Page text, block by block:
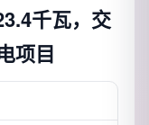
千瓦，交
项目